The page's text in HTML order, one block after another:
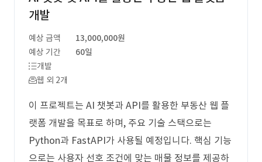
개발
예상 금액
13,000,000원
예상 기간
60일
개발
웹 외 2개
이 프로젝트는 AI 챗봇과 API를 활용한 부동산 웹 플
랫폼 개발을 목표로 하며, 주요 기술 스택으로는
Python과 FastAPI가 사용될 예정입니다. 핵심 기능
으로는 사용자 선호 조건에 맞는 매물 정보를 제공하